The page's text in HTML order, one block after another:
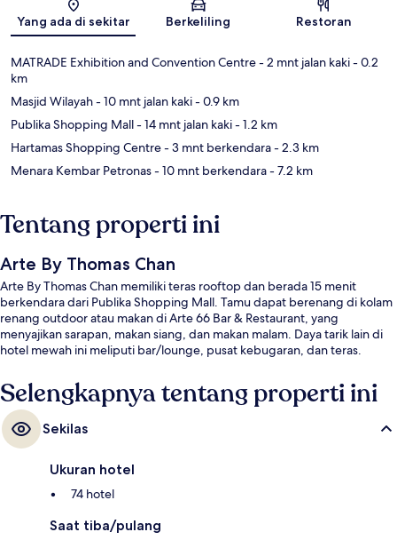
Yang ada di sekitar Berkeliling Restoran
MATRADE Exhibition and Convention Centre- 2 mnt jalan kaki- 0.2
km
Masjid Wilayah- 10 mnt jalan kaki- 0.9 km
Publika Shopping Mall- 14 mnt jalan kaki- 1.2 km
Hartamas Shopping Centre- 3 mnt berkendara- 2.3 km
Menara Kembar Petronas- 10 mnt berkendara- 7.2 km
Tentang properti ini
Arte By Thomas Chan
Arte By Thomas Chan memiliki teras rooftop dan berada 15 menit
berkendara dari Publika Shopping Mall. Tamu dapat berenang di kolam
renang outdoor atau makan di Arte 66 Bar & Restaurant, yang
menyajikan sarapan, makan siang, dan makan malam. Daya tarik lain di
hotel mewah ini meliputi bar/lounge, pusat kebugaran, dan teras.
Selengkapnya tentang properti ini
Sekilas
Ukuran hotel
74 hotel
Saat tiba/pulang